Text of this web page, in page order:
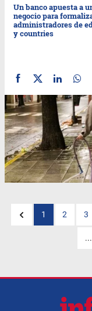
Un banco apuesta a
negocio para
administradores de
y countries
1 2 3
...